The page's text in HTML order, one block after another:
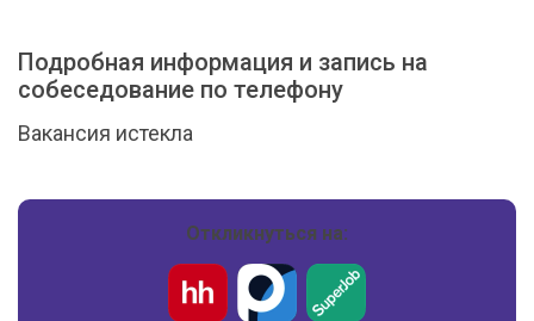
Подробная информация и запись на
собеседование по телефону
Вакансия истекла
Откликнуться на: